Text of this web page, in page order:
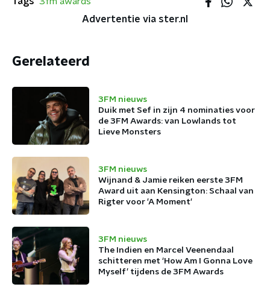
Advertentie via ster.nl
Gerelateerd
3FM nieuws
Duik met Sef in zijn 4 nominaties voor
de 3FM Awards: van Lowlands tot
Lieve Monsters
3FM nieuws
Wijnand & Jamie reiken eerste 3FM
Award uit aan Kensington: Schaal van
Rigter voor 'A Moment'
3FM nieuws
The Indien en Marcel Veenendaal
schitteren met ‘How Am I Gonna Love
Myself’ tijdens de 3FM Awards